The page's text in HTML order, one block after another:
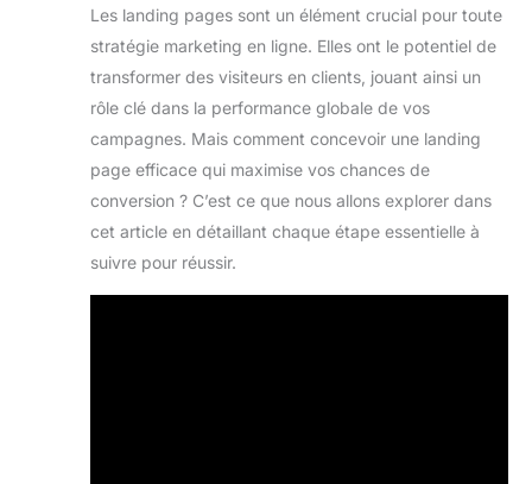
Les landing pages sont un élément crucial pour toute
stratégie marketing en ligne. Elles ont le potentiel de
transformer des visiteurs en clients, jouant ainsi un
rôle clé dans la performance globale de vos
campagnes. Mais comment concevoir une landing
page efficace qui maximise vos chances de
conversion ? C’est ce que nous allons explorer dans
cet article en détaillant chaque étape essentielle à
suivre pour réussir.